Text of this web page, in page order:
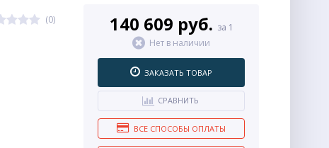
(0) 140 609 руб. за 1
Нет в наличии
ЗАКАЗАТЬ ТОВАР
СРАВНИТЬ
ВСЕ СПОСОБЫ ОПЛАТЫ